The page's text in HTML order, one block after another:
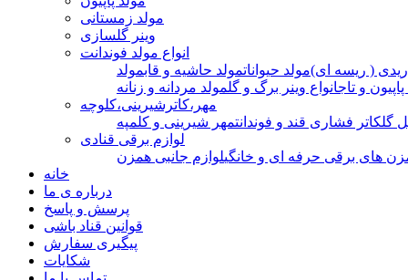
مولد زمستانی
وینر گلسازی
انواع مولد فوندانت
( ریسه ای)مولد حیواناتمولد حاشیه و قابمولد
و تاجانواع وینر برگ و گلمولد مردانه و زنانه
مهر،کاترشیرینی،کلوچه
گلکاتر فشاری قند و فوندانتمهر شیرینی و کلمپه
لوازم برقی قنادی
های برقی حرفه ای و خانگیلوازم جانبی همزن
خانه
درباره ی ما
پرسش و پاسخ
قوانین قناد باشی
پیگیری سفارش
شکایات